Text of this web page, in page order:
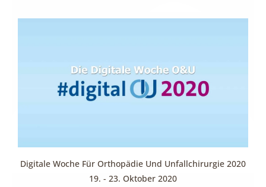
Digitale Woche Für Orthopädie Und Unfallchirurgie 2020
19. - 23. Oktober 2020